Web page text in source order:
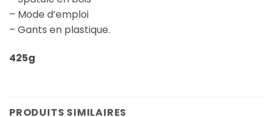
– Mode d’emploi
– Gants en plastique.
425g
PRODUITS SIMILAIRES